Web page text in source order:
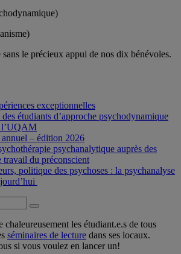
le précieux appui de nos dix bénévoles.
exceptionnelles
des étudiants d’approche psychodynamique
l’UQAM
– édition 2026
psychanalytique auprès des
travail du préconscient
politique des psychoses : la psychanalyse
Recherche
les étudiant.e.s de tous
séminaires de lecture dans ses locaux.
si vous voulez en lancer un!